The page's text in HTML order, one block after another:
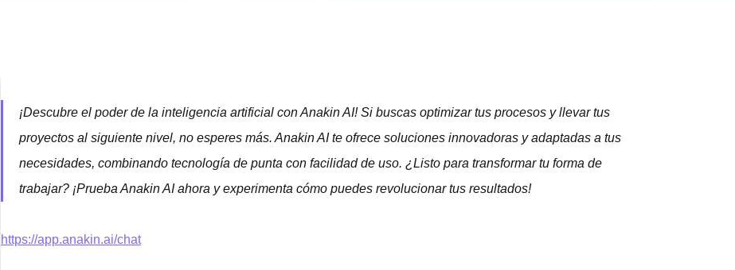
¡Descubre el poder de la inteligencia artificial con Anakin AI! Si buscas optimizar tus procesos y llevar tus
proyectos al siguiente nivel, no esperes más. Anakin AI te ofrece soluciones innovadoras y adaptadas a tus
necesidades, combinando tecnología de punta con facilidad de uso. ¿Listo para transformar tu forma de
trabajar? ¡Prueba Anakin AI ahora y experimenta cómo puedes revolucionar tus resultados!
https://app.anakin.ai/chat